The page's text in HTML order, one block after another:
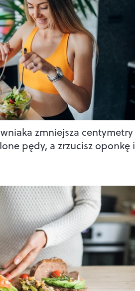
zmniejsza centymetry
pędy, a zrzucisz oponkę i